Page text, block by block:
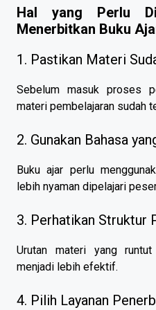
Hal yang Perlu
Menerbitkan Buku
1. Pastikan Materi
Sebelum masuk proses
materi pembelajaran sudah
2. Gunakan Bahasa
Buku ajar perlu
lebih nyaman dipelajari
3. Perhatikan Struktur
Urutan materi yang
menjadi lebih efektif.
4. Pilih Layanan